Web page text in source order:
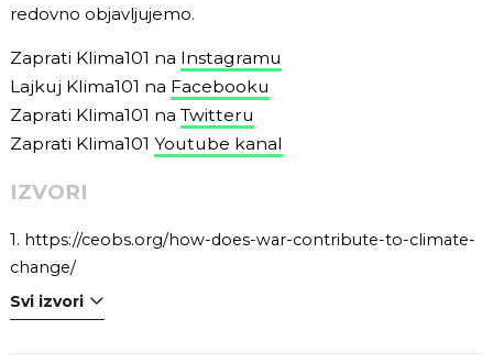
redovno objavljujemo.
Zaprati Klima101 na Instagramu
Lajkuj Klima101 na Facebooku
Zaprati Klima101 na Twitteru
Zaprati Klima101 Youtube kanal
IZVORI
1. https://ceobs.org/how-does-war-contribute-to-climate-
change/
Svi izvori